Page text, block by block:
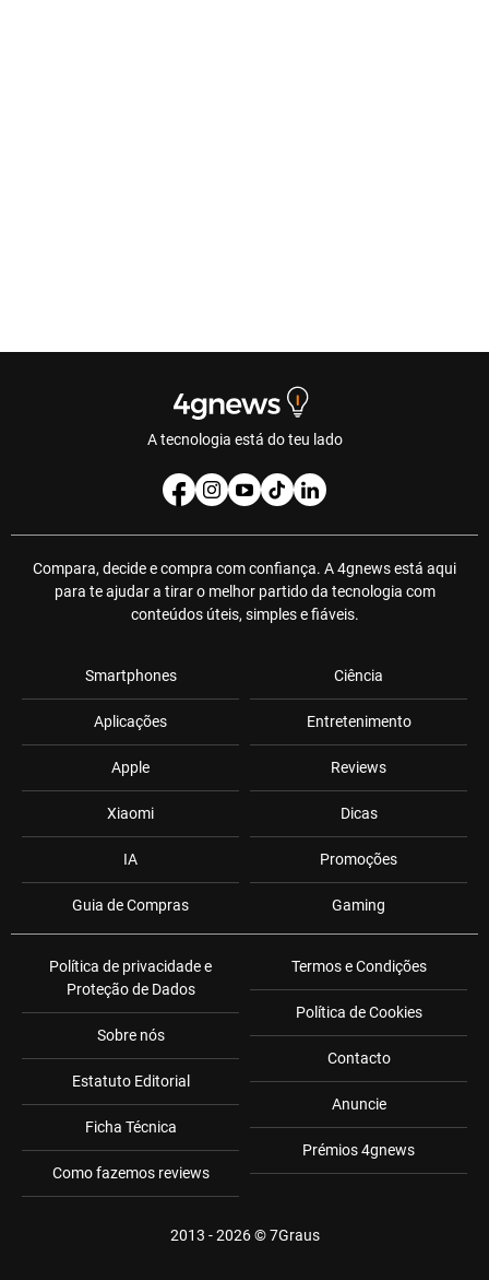
A tecnologia está do teu lado
Compara, decide e compra com confiança. A 4gnews está aqui
para te ajudar a tirar o melhor partido da tecnologia com
conteúdos úteis, simples e fiáveis.
Smartphones
Aplicações
Apple
Xiaomi
IA
Guia de Compras
Ciência
Entretenimento
Reviews
Dicas
Promoções
Gaming
Política de privacidade e
Proteção de Dados
Sobre nós
Estatuto Editorial
Ficha Técnica
Como fazemos reviews
Termos e Condições
Política de Cookies
Contacto
Anuncie
Prémios 4gnews
2013 - 2026 ©7Graus